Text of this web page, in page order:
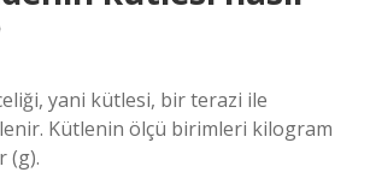
yani kütlesi, bir terazi ile
Kütlenin ölçü birimleri kilogram
(g).